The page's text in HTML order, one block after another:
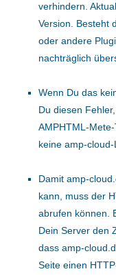
verhindern.
Version. Besteht
oder andere
nachträglich
Wenn Du das
Du diesen
AMPHTML-
keine amp-
Damit amp-
kann, muss der
abrufen können.
Dein Server den
dass amp-
Seite einen